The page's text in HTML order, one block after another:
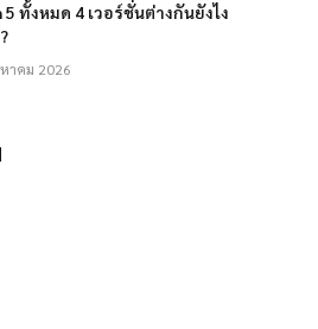
5 ทั้งหมด 4 เวอร์ชั่นต่างกันยังไง
าคม 2026